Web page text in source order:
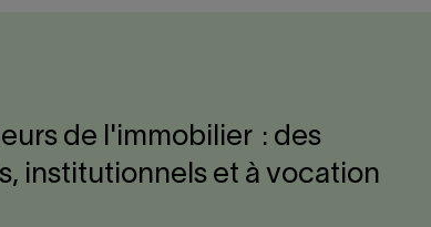
de l'immobilier : des
institutionnels et à vocation